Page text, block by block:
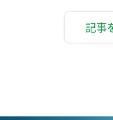
記事